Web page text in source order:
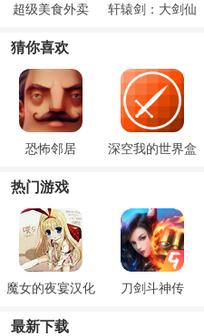
超级美食外卖 轩辕剑：大剑仙
猜你喜欢
恐怖邻居
深空我的世界盒
热门游戏
魔女的夜宴汉化
刀剑斗神传
最新下载